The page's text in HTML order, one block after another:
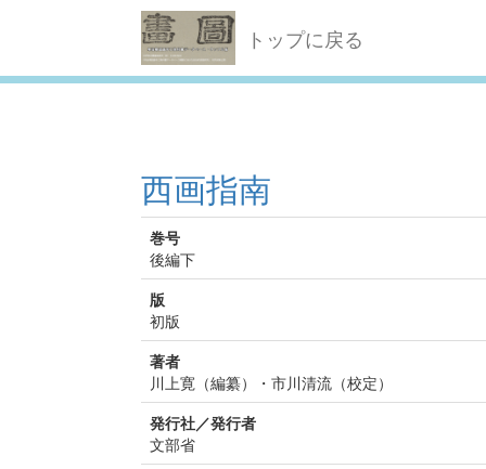
トップに戻る
西画指南
巻号
後編下
版
初版
著者
川上寛（編纂）・市川清流（校定）
発行社／発行者
文部省